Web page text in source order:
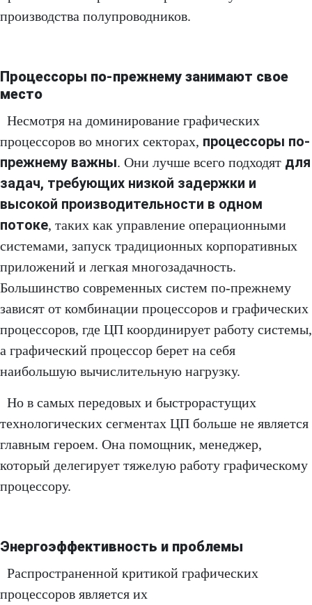
производства полупроводников.
Процессоры по-прежнему занимают свое
место
Несмотря на доминирование графических
процессоров во многих секторах, процессоры по-
прежнему важны. Они лучше всего подходят для
задач, требующих низкой задержки и
высокой производительности в одном
потоке, таких как управление операционными
системами, запуск традиционных корпоративных
приложений и легкая многозадачность.
Большинство современных систем по-прежнему
зависят от комбинации процессоров и графических
процессоров, где ЦП координирует работу системы,
а графический процессор берет на себя
наибольшую вычислительную нагрузку.
Но в самых передовых и быстрорастущих
технологических сегментах ЦП больше не является
главным героем. Она помощник, менеджер,
который делегирует тяжелую работу графическому
процессору.
Энергоэффективность и проблемы
Распространенной критикой графических
процессоров является их